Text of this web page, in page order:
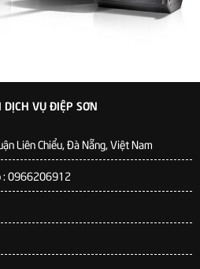
VỤ ĐIỆP SƠN
Liên Chiểu, Đà Nẵng, Việt Nam
: 0966206912